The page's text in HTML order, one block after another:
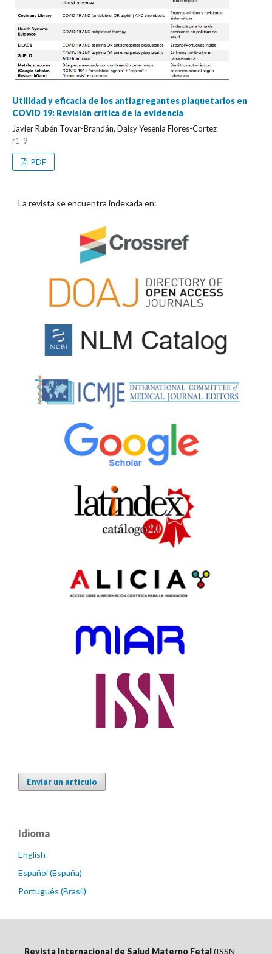
Utilidad y eficacia de los antiagregantes plaquetarios en
COVID 19: Revisión crítica de la evidencia
Javier Rubén Tovar-Brandán, Daisy Yesenia Flores-Cortez
r1-9
PDF
La revista se encuentra indexada en:
Enviar un artículo
Idioma
English
Español (España)
Português (Brasil)
Revista Internacional de Salud Materno Fetal(ISSN